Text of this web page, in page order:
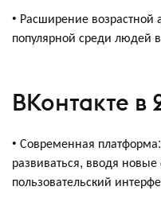
• Расширение возрастной
популярной среди людей
ВКонтакте в
• Современная
развиваться, вводя
пользовательский